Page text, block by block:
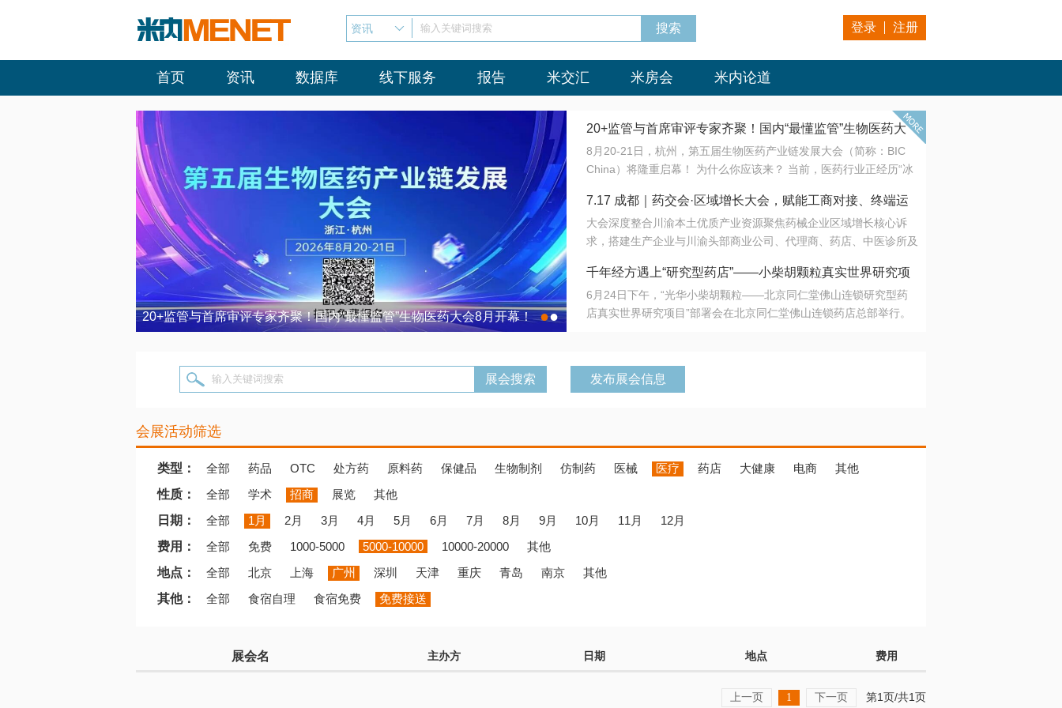
资讯 输入关键词搜索 登录 注册
首页 资讯 数据库 线下服务 报告 米交汇 米房会 米内论道
20+监管与首席审评专家齐聚！国内“最懂监管”生物医药大会8月开幕！ 7.17 成都｜药交会·区域增长大会，赋能工商对接、终端运营
●●
20+监管与首席审评专家齐聚！国内“最懂监管”生物医药大
会8月开幕！
8月20-21日，杭州，第五届生物医药产业链发展大会（简称：BIC
China）将隆重启幕！ 为什么你应该来？ 当前，医药行业正经历“冰
法正重新定义研发效率；另一端是创新药“最后一公里”的支付与入院
难题，呼唤更成熟的产业生态。 同质化“内卷”已无出路，全产业链协
同与出海能力建设才是破局关键。 本届大会以 “重构生态，定义未
算力突围；从中药创新、复杂药物制剂、CGT、多肽与小核酸的技
术攻坚，到CDMO的柔性智造。 我们致力于打破壁垒，让“实验
室”与“生产线”、“研发端”与“支付端”深度对话，更让监管、产业、资
7.17 成都｜药交会·区域增长大会，赋能工商对接、终端运
营
大会深度整合川渝本土优质产业资源聚焦药械企业区域增长核心诉
求，搭建生产企业与川渝头部商业公司、代理商、药店、中医诊所及
域增量份额夯实西南市场战略布局
千年经方遇上“研究型药店”——小柴胡颗粒真实世界研究项
目在北京同仁堂佛山连锁启动
6月24日下午，“光华小柴胡颗粒——北京同仁堂佛山连锁研究型药
店真实世界研究项目”部署会在北京同仁堂佛山连锁药店总部举行。
输入关键词搜索 发布展会信息
会展活动筛选
类型： 全部 药品 OTC 处方药 原料药 保健品 生物制剂 仿制药 医械 医疗 药店 大健康 电商
其他
性质：
全部 学术 招商 展览
其他
日期：
全部 1月 2月 3月 4月 5月 6月 7月 8月 9月 10月 11月
12月
费用：
全部 免费 1000-5000 5000-10000 10000-20000
其他
地点：
全部 北京 上海 广州 深圳 天津 重庆 青岛 南京
其他
其他：
全部 食宿自理 食宿免费 免费接送
展会名 主办方 日期 地点 费用
上一页 1 下一页 第1页/共1页